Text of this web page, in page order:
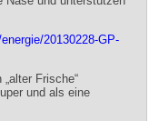
20130228-GP-
Frische“
und als eine